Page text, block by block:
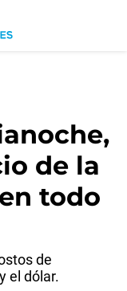
de la
todo
de
el dólar.